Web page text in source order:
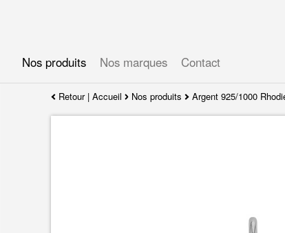
Nos produits Nos marques Contact
Retour| Accueil Nos produits Argent 925/1000